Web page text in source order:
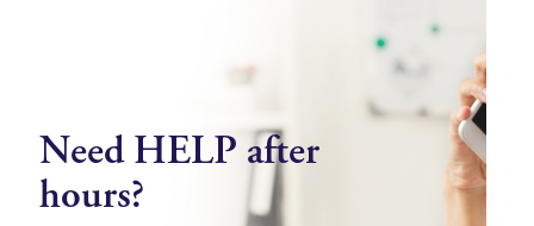
Need HELP after
hours?